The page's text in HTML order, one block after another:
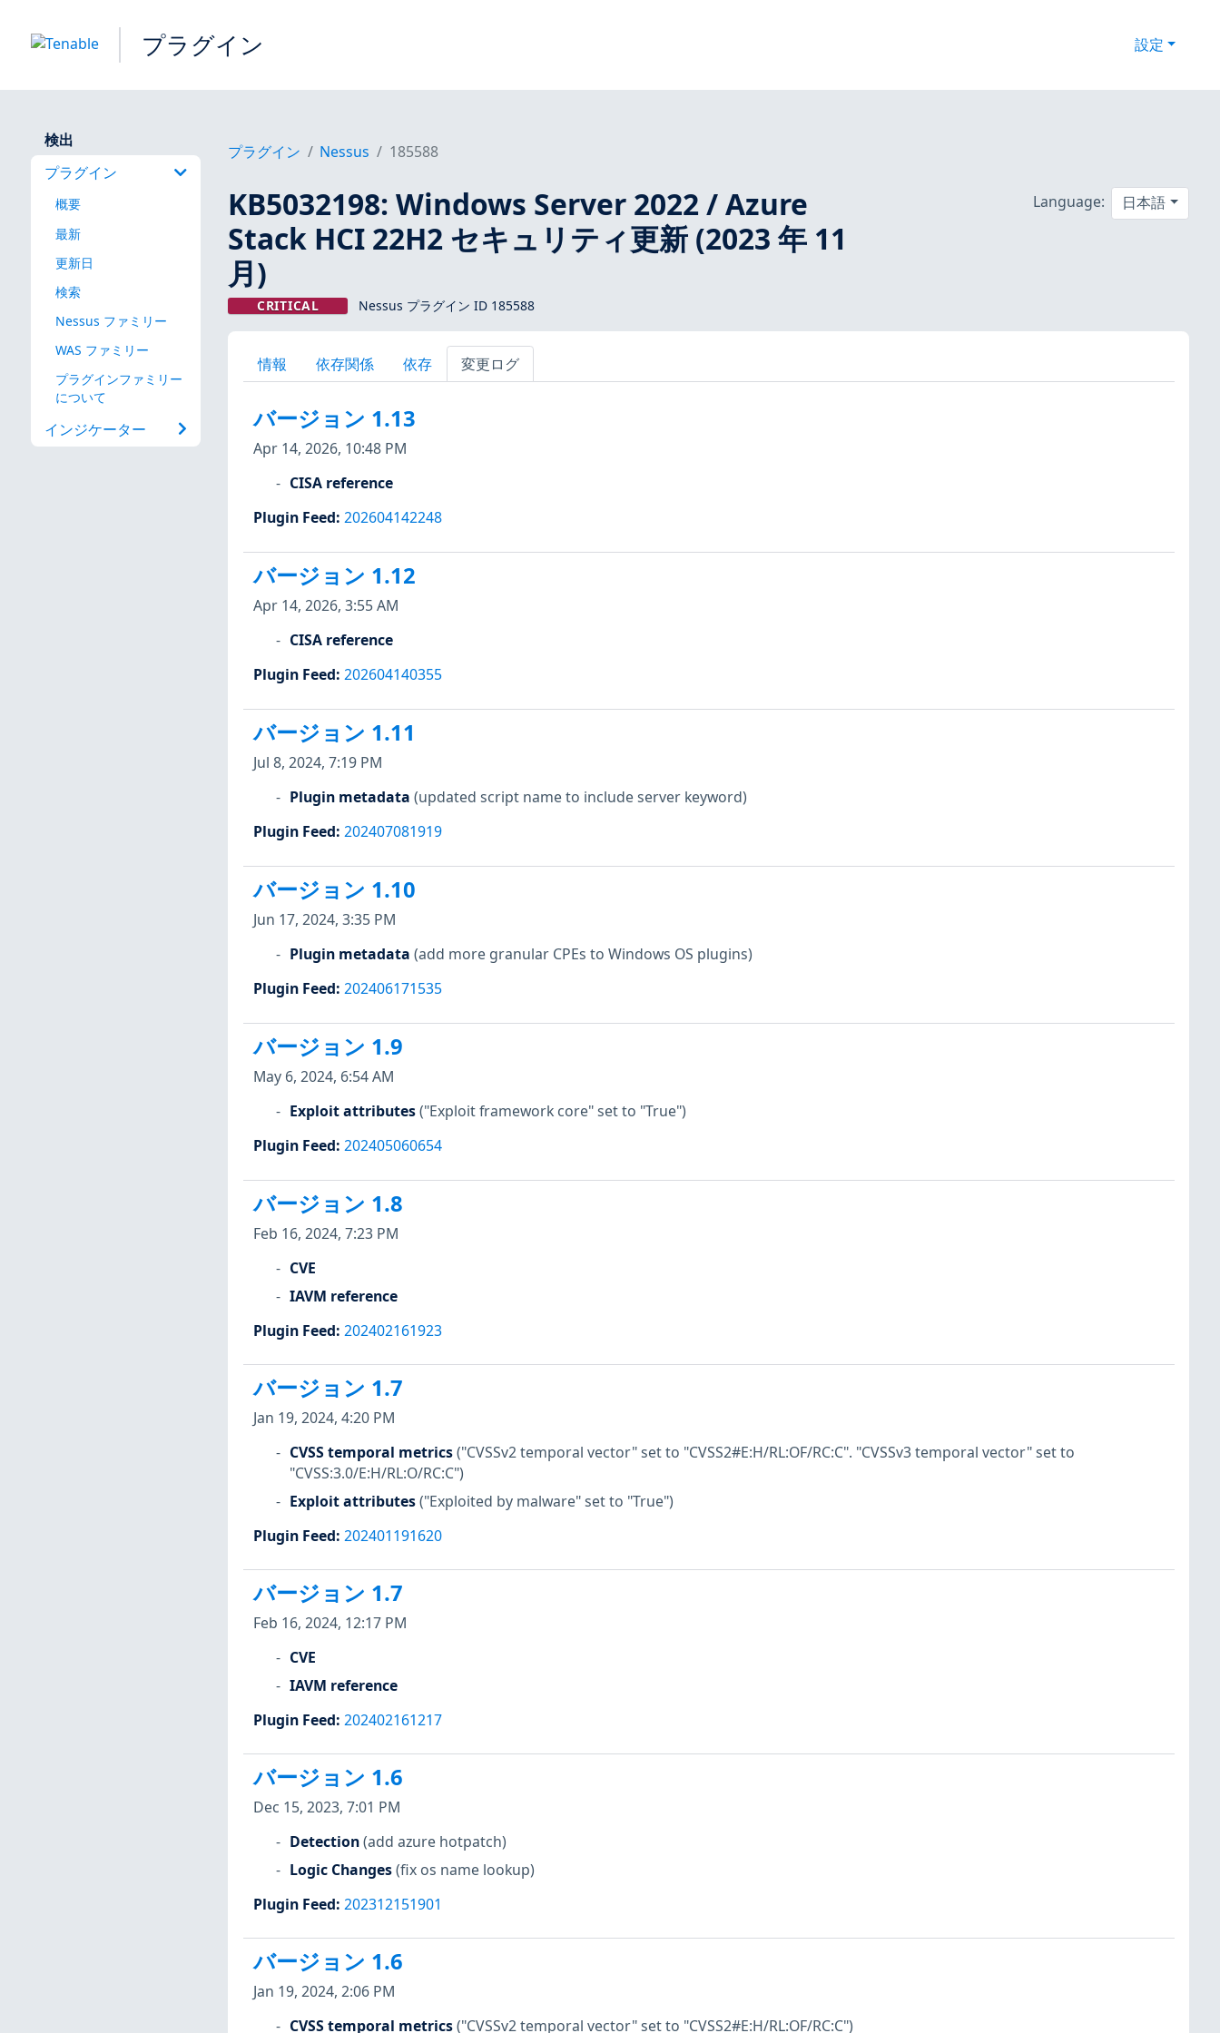
プラグイン 設定
検出
プラグイン
概要
最新
更新日
検索
Nessus ファミリー
WAS ファミリー
プラグインファミリー
について
インジケーター
プラグイン Nessus 185588
KB5032198: Windows Server 2022 / Azure
Stack HCI 22H2 セキュリティ更新 (2023 年 11
月)
CRITICAL Nessus プラグイン ID 185588
Language: 日本語
情報 依存関係 依存 変更ログ
バージョン 1.13
Apr 14, 2026, 10:48 PM
CISA reference
Plugin Feed: 202604142248
バージョン 1.12
Apr 14, 2026, 3:55 AM
CISA reference
Plugin Feed: 202604140355
バージョン 1.11
Jul 8, 2024, 7:19 PM
Plugin metadata (updated script name to include server keyword)
Plugin Feed: 202407081919
バージョン 1.10
Jun 17, 2024, 3:35 PM
Plugin metadata (add more granular CPEs to Windows OS plugins)
Plugin Feed: 202406171535
バージョン 1.9
May 6, 2024, 6:54 AM
Exploit attributes("Exploit framework core" set to "True")
Plugin Feed: 202405060654
バージョン 1.8
Feb 16, 2024, 7:23 PM
CVE
IAVM reference
Plugin Feed: 202402161923
バージョン 1.7
Jan 19, 2024, 4:20 PM
CVSS temporal metrics("CVSSv2 temporal vector" set to "CVSS2#E:H/RL:OF/RC:C". "CVSSv3 temporal vector" set to
"CVSS:3.0/E:H/RL:O/RC:C")
Exploit attributes("Exploited by malware" set to "True")
Plugin Feed: 202401191620
バージョン 1.7
Feb 16, 2024, 12:17 PM
CVE
IAVM reference
Plugin Feed: 202402161217
バージョン 1.6
Dec 15, 2023, 7:01 PM
Detection(add azure hotpatch)
Logic Changes(fix os name lookup)
Plugin Feed: 202312151901
バージョン 1.6
Jan 19, 2024, 2:06 PM
CVSS temporal metrics("CVSSv2 temporal vector" set to "CVSS2#E:H/RL:OF/RC:C")